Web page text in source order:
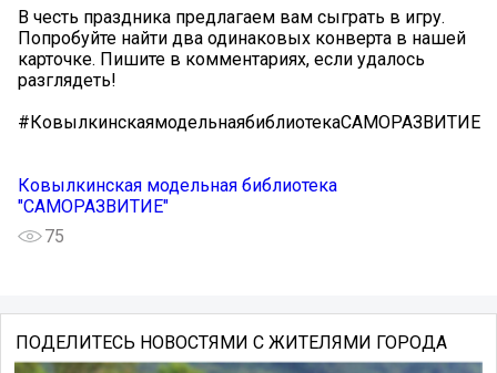
В честь праздника предлагаем вам сыграть в игру.
Попробуйте найти два одинаковых конверта в нашей
карточке. Пишите в комментариях, если удалось
разглядеть!
#КовылкинскаямодельнаябиблиотекаСАМОРАЗВИТИЕ
Ковылкинская модельная библиотека
"САМОРАЗВИТИЕ"
75
ПОДЕЛИТЕСЬ НОВОСТЯМИ С ЖИТЕЛЯМИ ГОРОДА